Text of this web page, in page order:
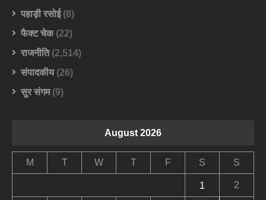
पहाड़ी रसोई(8)
फैक्ट चेक(22)
राजनीति(2,514)
संपादकीय(26)
सुर संगम(9)
August 2026
M T W T F S S
1 2